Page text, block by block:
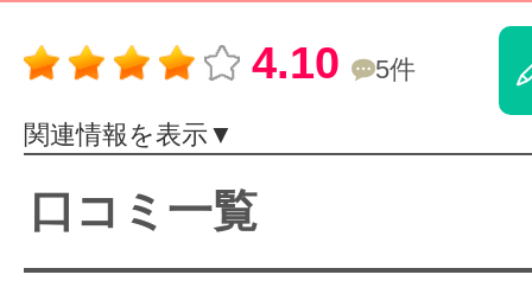
通信講座を
体験レッス
4.10 5件
関連情報を表示▼
口コミ一覧